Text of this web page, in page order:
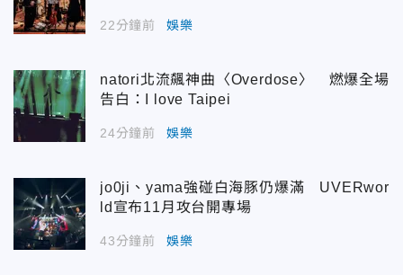
22分鐘前 娛樂
natori北流飆神曲〈Overdose〉 燃爆全場
告白：I love Taipei
24分鐘前 娛樂
jo0ji、yama強碰白海豚仍爆滿 UVERwor
ld宣布11月攻台開專場
43分鐘前 娛樂